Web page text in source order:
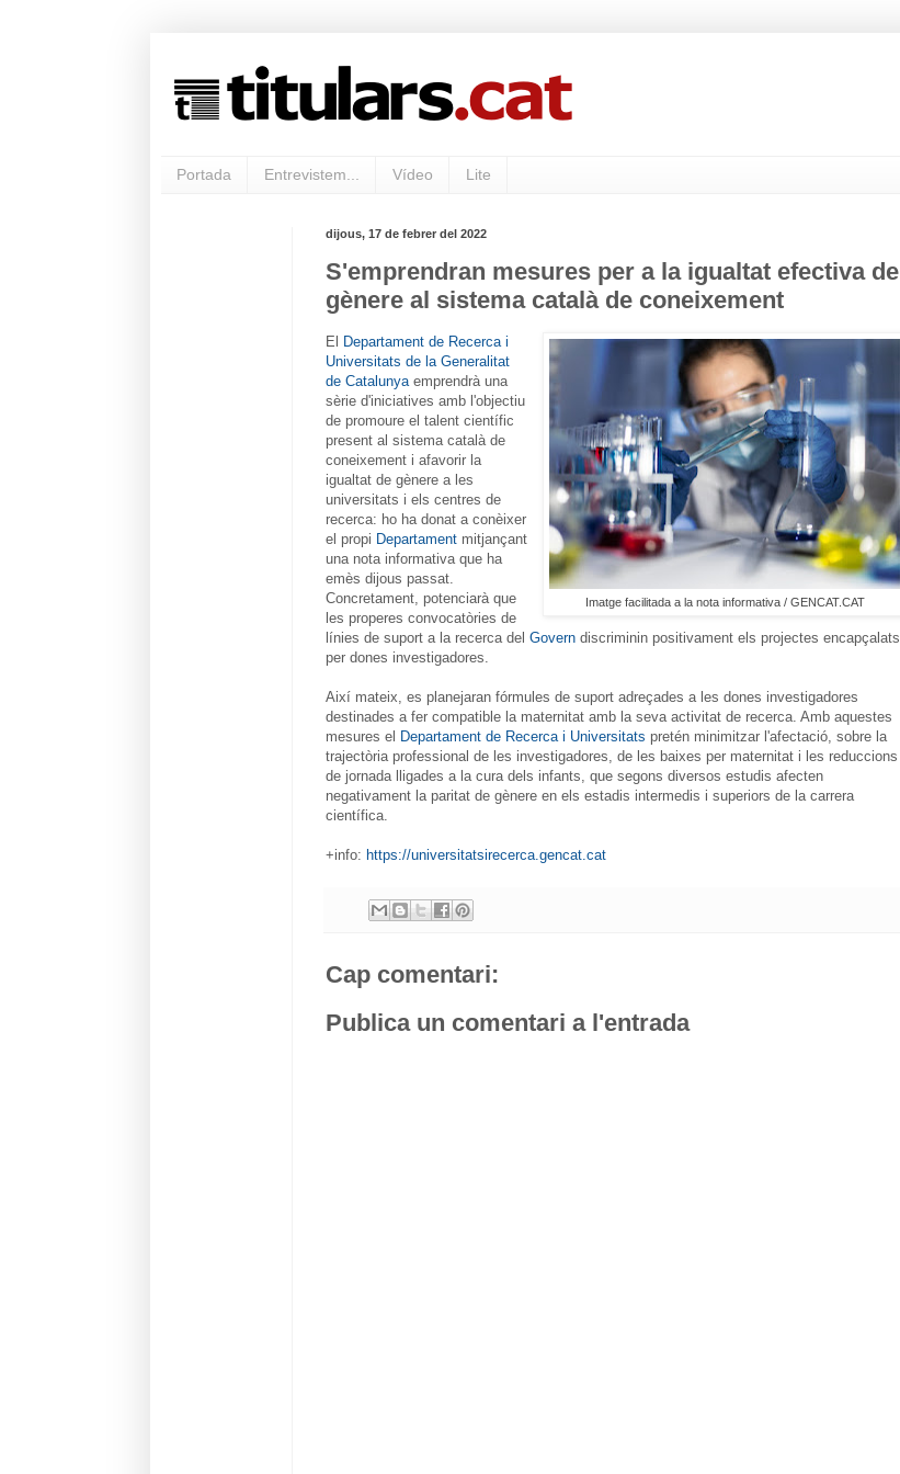
Portada Entrevistem... Vídeo Lite
dijous, 17 de febrer del 2022
S'emprendran mesures per a la igualtat efectiva de
gènere al sistema català de coneixement
Imatge facilitada a la nota informativa / GENCAT.CAT
El
Departament de Recerca i
Universitats de la Generalitat
de Catalunyaemprendrà una
sèrie d'iniciatives amb l'objectiu
de promoure el talent científic
present al sistema català de
coneixement i afavorir la
igualtat de gènere a les
universitats i els centres de
recerca: ho ha donat a conèixer
el propi Departament mitjançant
una nota informativa que ha
emès dijous passat.
Concretament, potenciarà que
les properes convocatòries de
línies de suport a la recerca del Govern discriminin positivament els projectes encapçalats
per dones investigadores.
Així mateix, es planejaran fórmules de suport adreçades a les dones investigadores
destinades a fer compatible la maternitat amb la seva activitat de recerca. Amb aquestes
mesures el Departament de Recerca i Universitats pretén minimitzar l'afectació, sobre la
trajectòria professional de les investigadores, de les baixes per maternitat i les reduccions
de jornada lligades a la cura dels infants, que segons diversos estudis afecten
negativament la paritat de gènere en els estadis intermedis i superiors de la carrera
científica.
+info: https://universitatsirecerca.gencat.cat
Cap comentari:
Publica un comentari a l'entrada